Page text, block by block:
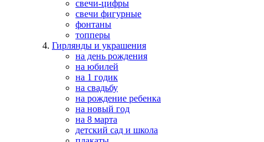
свечи-цифры
свечи фигурные
фонтаны
топперы
Гирлянды и украшения
на день рождения
на юбилей
на 1 годик
на свадьбу
на рождение ребенка
на новый год
на 8 марта
детский сад и школа